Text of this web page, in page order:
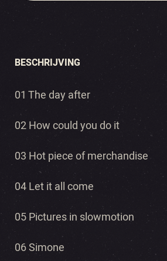
BESCHRIJVING
01 The day after
02 How could you do it
03 Hot piece of merchandise
04 Let it all come
05 Pictures in slowmotion
06 Simone